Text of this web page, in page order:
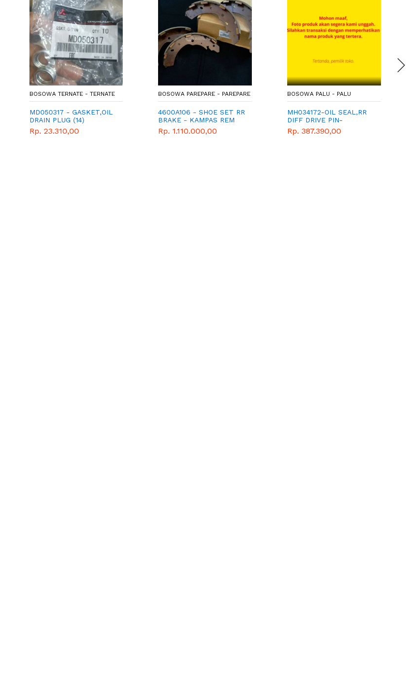
BOSOWA TERNATE - TERNATE
MD050317 - GASKET,OIL
DRAIN PLUG (14)
Rp. 23.310,00
BOSOWA PAREPARE - PAREPARE
4600A106 - SHOE SET RR
BRAKE - KAMPAS REM
BELAKANG - GENUINE
SPAREPART - MITSUBISHI
Rp. 1.110.000,00
BOSOWA PALU - PALU
MH034172-OIL SEAL,RR
DIFF DRIVE PIN-
MITSUBISHI-GENUINE
PARTS
Rp. 387.390,00